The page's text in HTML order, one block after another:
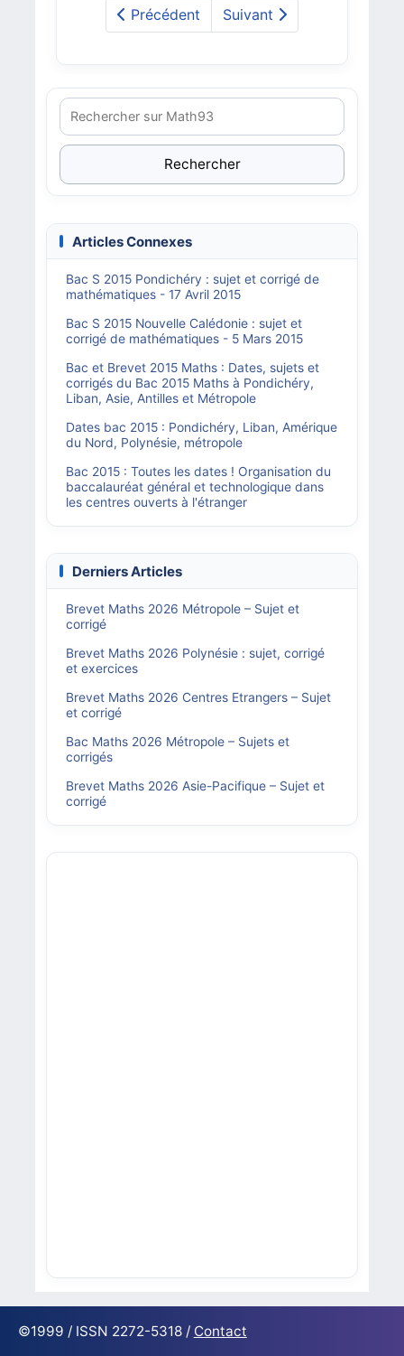
Précédent Suivant
Rechercher
Articles Connexes
Bac S 2015 Pondichéry : sujet et corrigé de
mathématiques - 17 Avril 2015
Bac S 2015 Nouvelle Calédonie : sujet et
corrigé de mathématiques - 5 Mars 2015
Bac et Brevet 2015 Maths : Dates, sujets et
corrigés du Bac 2015 Maths à Pondichéry,
Liban, Asie, Antilles et Métropole
Dates bac 2015 : Pondichéry, Liban, Amérique
du Nord, Polynésie, métropole
Bac 2015 : Toutes les dates ! Organisation du
baccalauréat général et technologique dans
les centres ouverts à l'étranger
Derniers Articles
Brevet Maths 2026 Métropole – Sujet et
corrigé
Brevet Maths 2026 Polynésie : sujet, corrigé
et exercices
Brevet Maths 2026 Centres Etrangers – Sujet
et corrigé
Bac Maths 2026 Métropole – Sujets et
corrigés
Brevet Maths 2026 Asie-Pacifique – Sujet et
corrigé
©1999 / ISSN 2272-5318 / Contact